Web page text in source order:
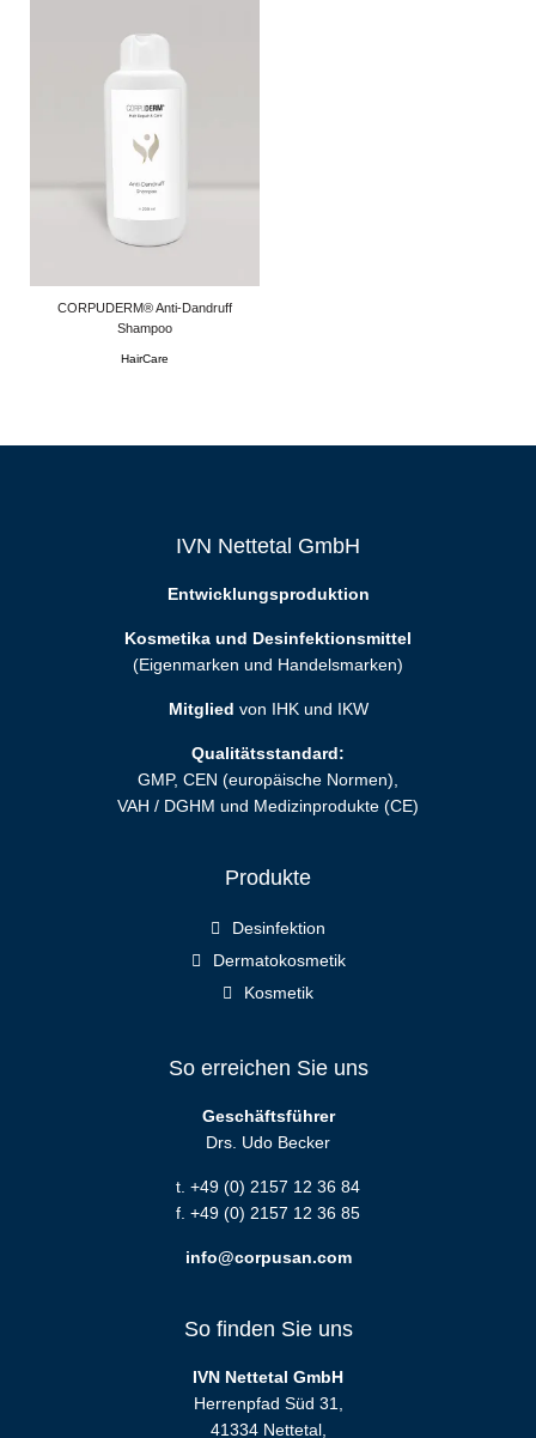
CORPUDERM® Anti-Dandruff
Shampoo
HairCare
IVN Nettetal GmbH
Entwicklungsproduktion
Kosmetika und Desinfektionsmittel
(Eigenmarken und Handelsmarken)
Mitglied von IHK und IKW
Qualitätsstandard:
GMP, CEN (europäische Normen),
VAH / DGHM und Medizinprodukte (CE)
Produkte
Desinfektion
Dermatokosmetik
Kosmetik
So erreichen Sie uns
Geschäftsführer
Drs. Udo Becker
t. +49 (0) 2157 12 36 84
f. +49 (0) 2157 12 36 85
info@corpusan.com
So finden Sie uns
IVN Nettetal GmbH
Herrenpfad Süd 31,
41334 Nettetal,